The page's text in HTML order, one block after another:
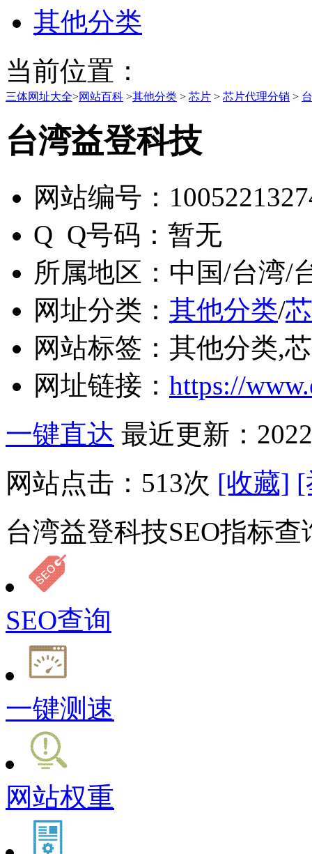
其他分类
当前位置：
三体网址大全>网站百科 >其他分类 > 芯片 > 芯片代理分销 >
台湾益登科技
网站编号：
Q Q号码： 暂无
所属地区： 中国/台湾/
网址分类： 其他分类/
网站标签： 其他分类,
网址链接： https://
一键直达 最近更新：
网站点击： 513次 [收藏] [
台湾益登科技SEO指标查
SEO查询
一键测速
网站权重